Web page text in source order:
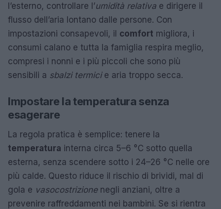
l’esterno, controllare l’umidità relativa e dirigere il
flusso dell’aria lontano dalle persone. Con
impostazioni consapevoli, il comfort migliora, i
consumi calano e tutta la famiglia respira meglio,
compresi i nonni e i più piccoli che sono più
sensibili a sbalzi termicie aria troppo secca.
Impostare la temperatura senza
esagerare
La regola pratica è semplice: tenere la
temperatura interna circa 5–6 °C sotto quella
esterna, senza scendere sotto i 24–26 °C nelle ore
più calde. Questo riduce il rischio di brividi, mal di
gola e vasocostrizionenegli anziani, oltre a
prevenire raffreddamenti nei bambini. Se si rientra